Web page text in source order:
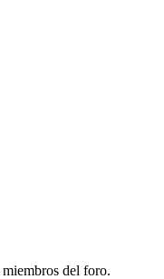
del foro.